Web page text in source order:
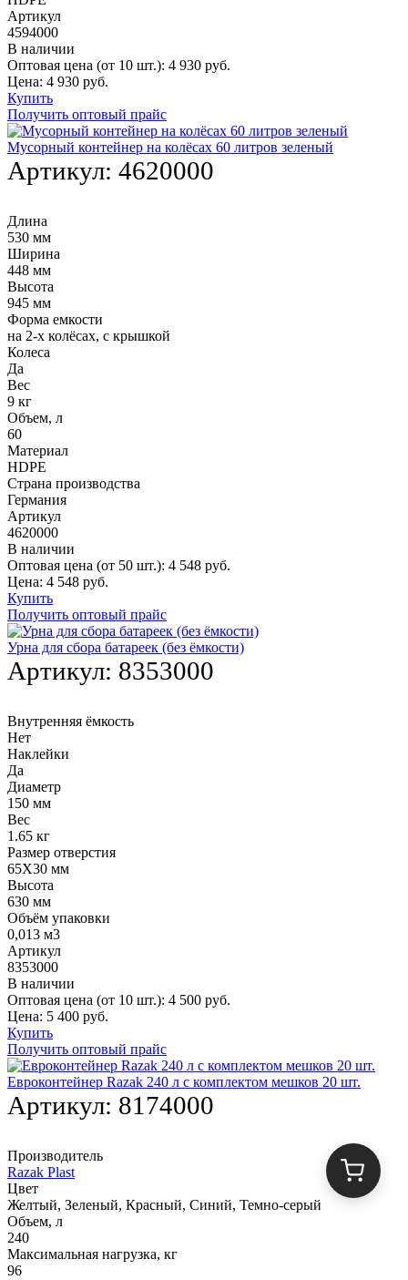
Артикул
4594000
В наличии
Оптовая цена (от 10 шт.): 4 930 руб.
Цена: 4 930 руб.
Купить
Получить оптовый прайс
Мусорный контейнер на колёсах 60 литров зеленый
Артикул: 4620000
Длина
530 мм
Ширина
448 мм
Высота
945 мм
Форма емкости
на 2-х колёсах, с крышкой
Колеса
Да
Вес
9 кг
Объем, л
60
Материал
HDPE
Страна производства
Германия
Артикул
4620000
В наличии
Оптовая цена (от 50 шт.): 4 548 руб.
Цена: 4 548 руб.
Купить
Получить оптовый прайс
Урна для сбора батареек (без ёмкости)
Артикул: 8353000
Внутренняя ёмкость
Нет
Наклейки
Да
Диаметр
150 мм
Вес
1.65 кг
Размер отверстия
65Х30 мм
Высота
630 мм
Объём упаковки
0,013 м3
Артикул
8353000
В наличии
Оптовая цена (от 10 шт.): 4 500 руб.
Цена: 5 400 руб.
Купить
Получить оптовый прайс
Евроконтейнер Razak 240 л с комплектом мешков 20 шт.
Артикул: 8174000
Производитель
Razak Plast
Цвет
Желтый, Зеленый, Красный, Синий, Темно-серый
Объем, л
240
Максимальная нагрузка, кг
96